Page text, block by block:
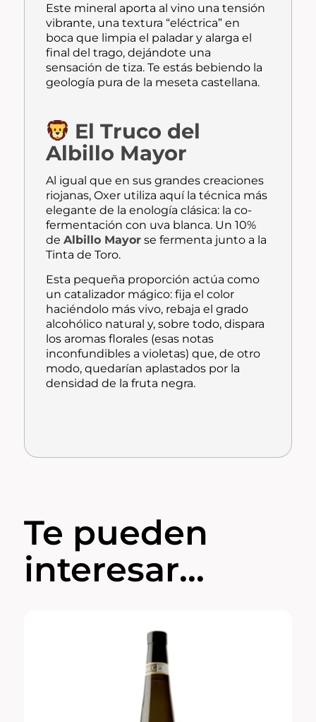
Este mineral aporta al vino una tensión
vibrante, una textura “eléctrica” en
boca que limpia el paladar y alarga el
final del trago, dejándote una
sensación de tiza. Te estás bebiendo la
geología pura de la meseta castellana.
El Truco del
Albillo Mayor
Al igual que en sus grandes creaciones
riojanas, Oxer utiliza aquí la técnica más
elegante de la enología clásica: la co-
fermentación con uva blanca. Un 10%
deAlbillo Mayor se fermenta junto a la
Tinta de Toro.
Esta pequeña proporción actúa como
un catalizador mágico: fija el color
haciéndolo más vivo, rebaja el grado
alcohólico natural y, sobre todo, dispara
los aromas florales (esas notas
inconfundibles a violetas) que, de otro
modo, quedarían aplastados por la
densidad de la fruta negra.
Te pueden
interesar...